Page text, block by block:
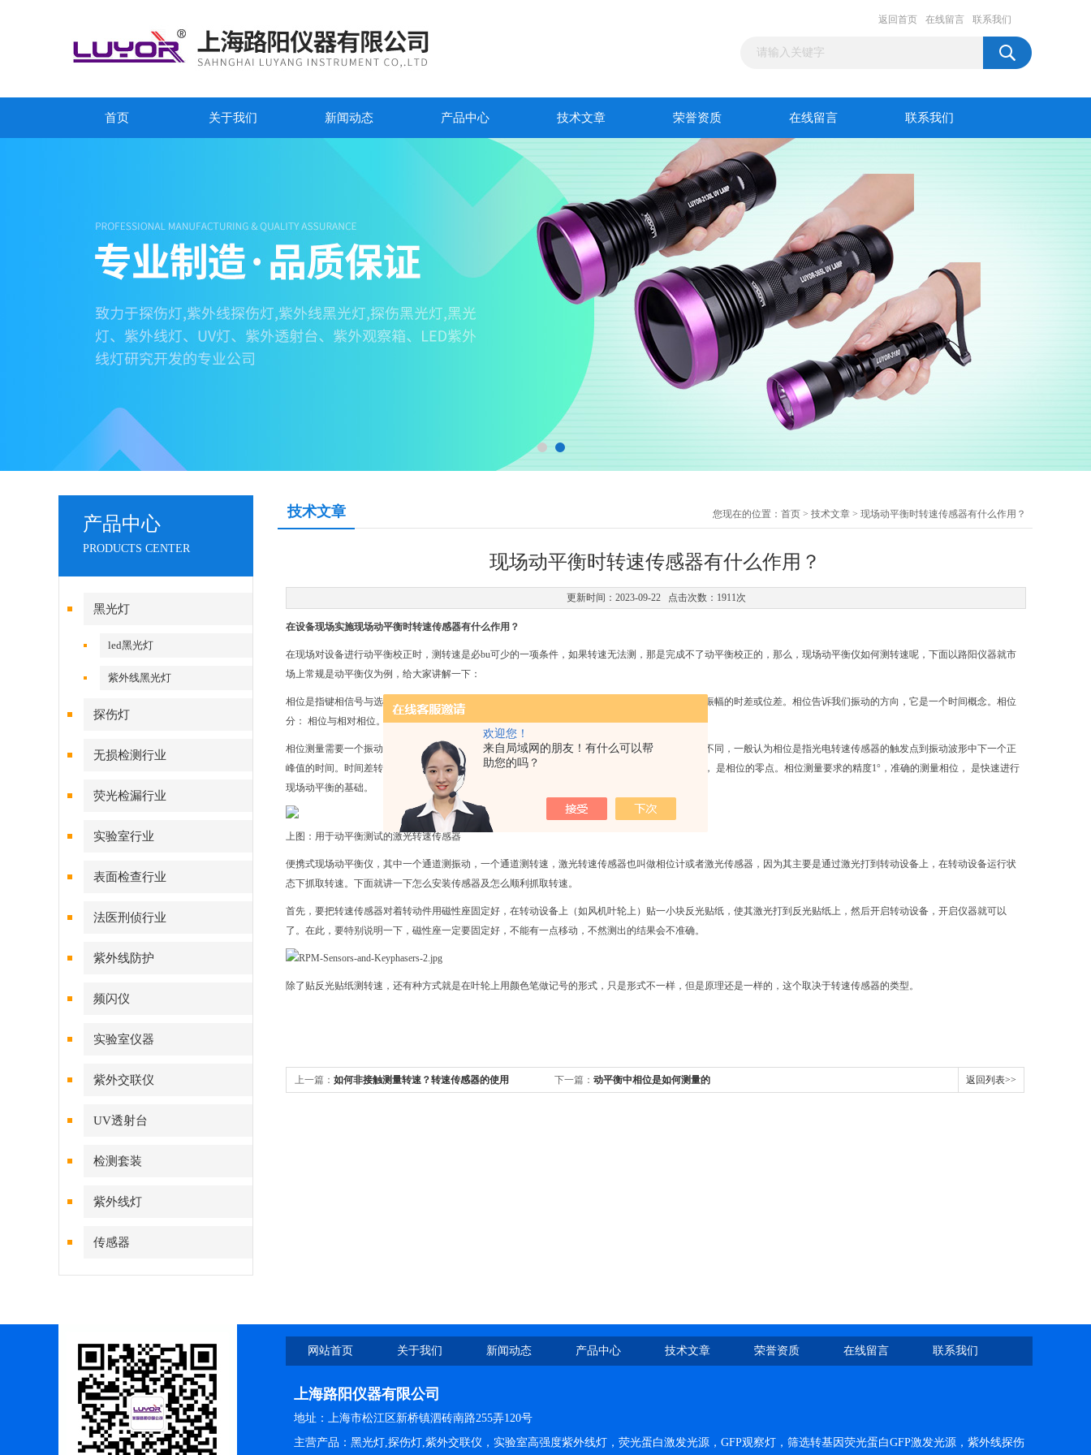
欢迎您！
来自局域网的朋友！有什么可以帮
助您的吗？
返回首页 在线留言 联系我们
首页 关于我们 新闻动态 产品中心 技术文章 荣誉资质 在线留言 联系我们
产品中心
PRODUCTS CENTER
黑光灯
led黑光灯
紫外线黑光灯
探伤灯
无损检测行业
荧光检漏行业
实验室行业
表面检查行业
法医刑侦行业
紫外线防护
频闪仪
实验室仪器
紫外交联仪
UV透射台
检测套装
紫外线灯
传感器
技术文章 您现在的位置： 首页 > 技术文章 > 现场动平衡时转速传感器有什么作用？
现场动平衡时转速传感器有什么作用？
更新时间：2023-09-22 点击次数：1911次
在设备现场实施现场动平衡时转速传感器有什么作用？
在现场对设备进行动平衡校正时，测转速是必bu可少的一项条件，如果转速无法测，那是完成不了动平衡校正的，那么，现场动平衡仪如何测转速呢，下面以路阳仪器就市
场上常规是动平衡仪为例，给大家讲解一下：
相位是指键相信号与选频振动信号的相对位置，它表示转子振型的分布方式及相对于某一标准选频振幅的时差或位差。相位告诉我们振动的方向，它是一个时间概念。相位
分： 相位与相对相位。而转子动平衡时需要的是 相位。
相位测量需要一个振动传感器和一个激光光电转速传感器。不同的振动测量仪表对相位的定义可能不同，一般认为相位是指光电转速传感器的触发点到振动波形中下一个正
峰值的时间。时间差转化成角度，就是我们平时用到的相位( 相位)。在要平衡的机器上贴上反光片， 是相位的零点。相位测量要求的精度1°，准确的测量相位， 是快速进行
现场动平衡的基础。
上图：用于动平衡测试的激光转速传感器
便携式现场动平衡仪，其中一个通道测振动，一个通道测转速，激光转速传感器也叫做相位计或者激光传感器，因为其主要是通过激光打到转动设备上，在转动设备运行状
态下抓取转速。下面就讲一下怎么安装传感器及怎么顺利抓取转速。
首先，要把转速传感器对着转动件用磁性座固定好，在转动设备上（如风机叶轮上）贴一小块反光贴纸，使其激光打到反光贴纸上，然后开启转动设备，开启仪器就可以
了。在此，要特别说明一下，磁性座一定要固定好，不能有一点移动，不然测出的结果会不准确。
除了贴反光贴纸测转速，还有种方式就是在叶轮上用颜色笔做记号的形式，只是形式不一样，但是原理还是一样的，这个取决于转速传感器的类型。
上一篇： 如何非接触测量转速？转速传感器的使用 下一篇： 动平衡中相位是如何测量的 返回列表>>
网站首页 关于我们 新闻动态 产品中心 技术文章 荣誉资质 在线留言 联系我们
上海路阳仪器有限公司
地址：上海市松江区新桥镇泗砖南路255弄120号
主营产品：黑光灯,探伤灯,紫外交联仪，实验室高强度紫外线灯，荧光蛋白激发光源，GFP观察灯，筛选转基因荧光蛋白GFP激发光源，紫外线探伤